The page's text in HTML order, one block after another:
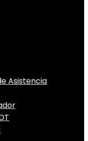
Asistencia